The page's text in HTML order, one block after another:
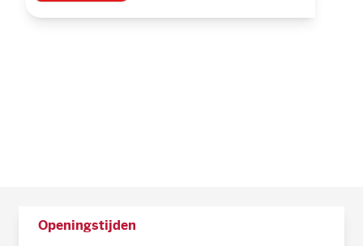
Openingstijden